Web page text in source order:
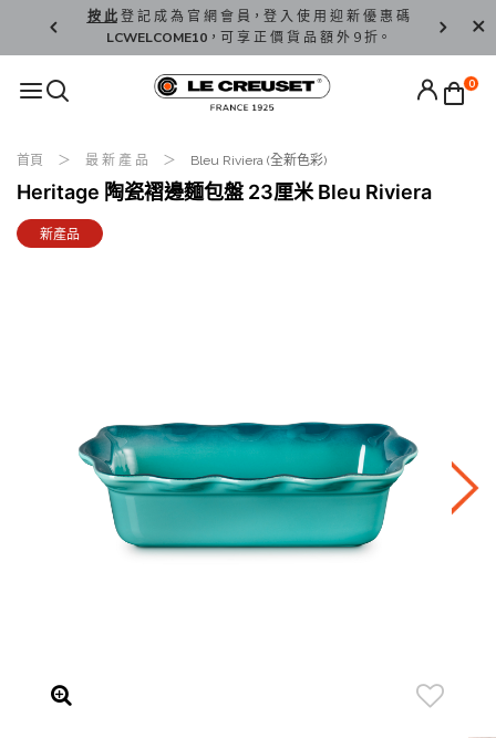
按 此登 記 成 為 官 網 會 員，登 入 使 用 迎 新 優 惠 碼
LCWELCOME10，可 享 正 價 貨 品 額 外 9 折。
香 港 / 澳
0
首頁 最 新 產 品 Bleu Riviera (全新色彩)
Heritage 陶瓷褶邊麵包盤 23厘米 Bleu Riviera
新產品